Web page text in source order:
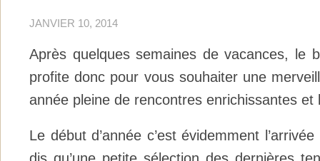
JANVIER 10, 2014
Après quelques semaines de vacances, le
profite donc pour vous souhaiter une
année pleine de rencontres enrichissantes et
Le début d’année c’est évidemment